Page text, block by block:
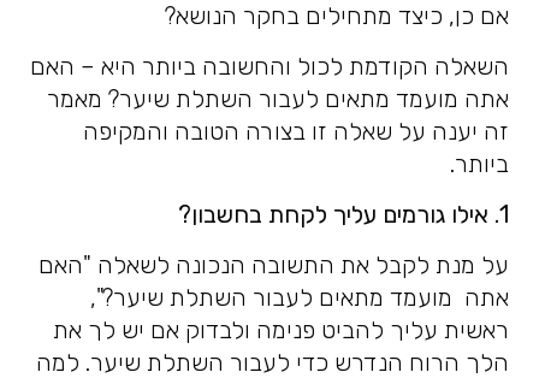
אם כן, כיצד מתחילים בחקר הנושא?
השאלה הקודמת לכול והחשובה ביותר היא – האם
אתה מועמד מתאים לעבור השתלת שיער? מאמר
זה יענה על שאלה זו בצורה הטובה והמקיפה
ביותר.
1. אילו גורמים עליך לקחת בחשבון?
על מנת לקבל את התשובה הנכונה לשאלה "האם
אתה מועמד מתאים לעבור השתלת שיער?",
ראשית עליך להביט פנימה ולבדוק אם יש לך את
הלך הרוח הנדרש כדי לעבור השתלת שיער. למה